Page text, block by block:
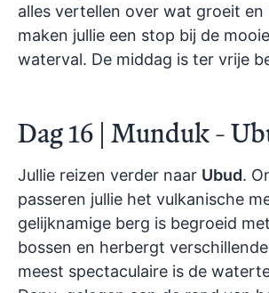
alles vertellen over wat groeit en
maken jullie een stop bij de
waterval. De middag is ter vrije
Dag 16 | Munduk -
Jullie reizen verder naar Ubud.
passeren jullie het vulkanische
gelijknamige berg is begroeid
bossen en herbergt
meest spectaculaire is de